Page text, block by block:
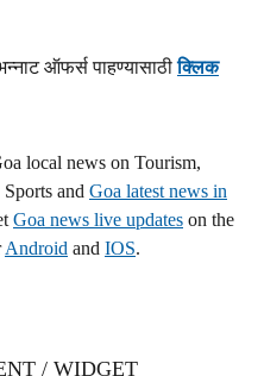
ऑफर्स पाहण्यासाठीक्लिक
local news on Tourism,
and Goa latest news in
Goa news live updates on the
Android and IOS.
/ WIDGET